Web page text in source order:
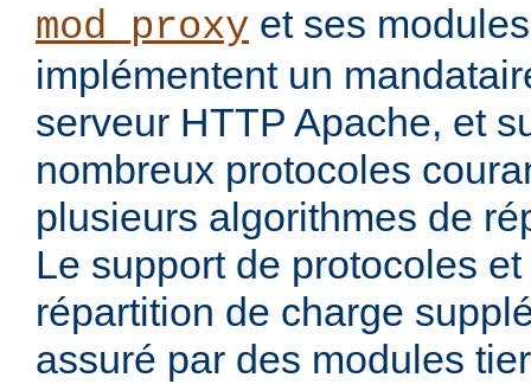
mod_proxy et ses
implémentent un
serveur HTTP Apache, et
nombreux protocoles
plusieurs algorithmes de
Le support de protocoles
répartition de charge
assuré par des modules